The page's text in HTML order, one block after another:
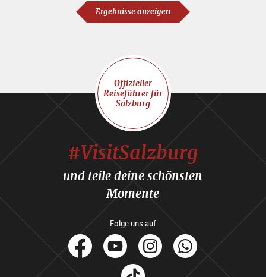
Ergebnisse anzeigen
Offizieller
Reiseführer für
Salzburg
#VisitSalzburg
und teile deine schönsten
Momente
Folge uns auf
facebook
YoutubeInstagram